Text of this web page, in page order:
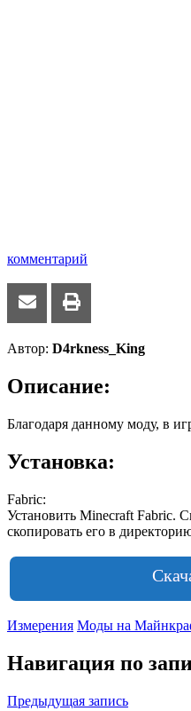
комментарий
Автор: D4rkness_King
Описание:
Благодаря данному моду, в
Установка:
Fabric:
Установить Minecraft Fabric.
скопировать его в
Измерения Моды на
Навигация по
Предыдущая запись